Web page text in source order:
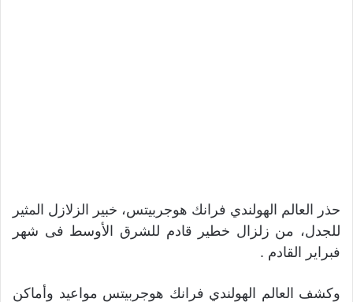
حذر العالم الهولندي فرانك هوجربيتس، خبير الزلازل المثير
للجدل، من زلزال خطير قادم للشرق الأوسط فى شهر
فبراير القادم .
وكشف العالم الهولندي فرانك هوجربيتس مواعيد وأماكن